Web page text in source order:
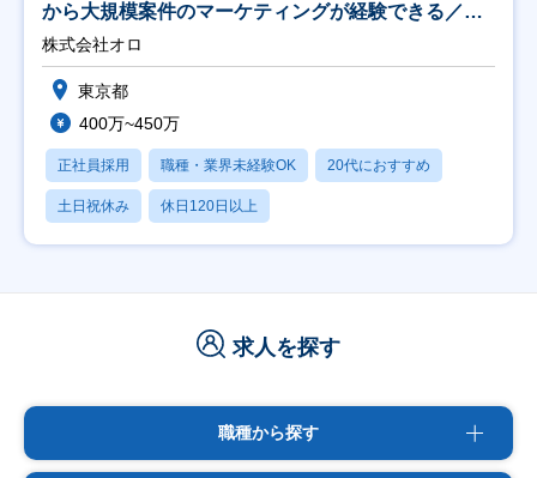
から大規模案件のマーケティングが経験できる／研
修充実】
株式会社オロ
東京都
400万~450万
正社員採用 職種・業界未経験OK 20代におすすめ
土日祝休み 休日120日以上
求人を探す
職種から探す